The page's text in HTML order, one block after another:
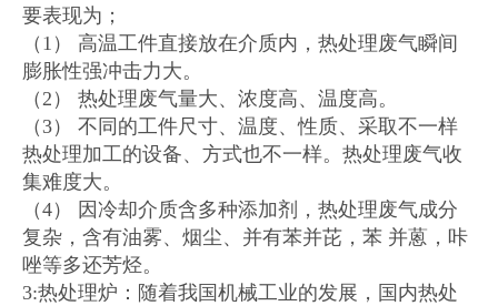
要表现为；
（1） 高温工件直接放在介质内，热处理废气瞬间
膨胀性强冲击力大。
（2） 热处理废气量大、浓度高、温度高。
（3） 不同的工件尺寸、温度、性质、采取不一样
热处理加工的设备、方式也不一样。热处理废气收
集难度大。
（4） 因冷却介质含多种添加剂，热处理废气成分
复杂，含有油雾、烟尘、并有苯并芘，苯 并蒽，咔
唑等多还芳烃。
3:热处理炉：随着我国机械工业的发展，国内热处